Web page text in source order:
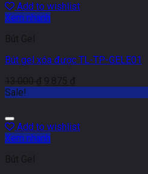
Add to wishlist
Xem nhanh
Bút Gel
Bút gel xóa được TL-TP-GELE01
13.000₫ 9.875 ₫
Sale!
Add to wishlist
Xem nhanh
Bút Gel